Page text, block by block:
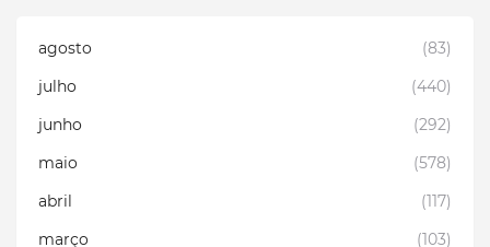
agosto
(83)
julho
(440)
junho
(292)
maio
(578)
abril
(117)
março
(103)